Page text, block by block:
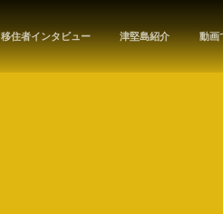
移住者インタビュー 津堅島紹介 動画